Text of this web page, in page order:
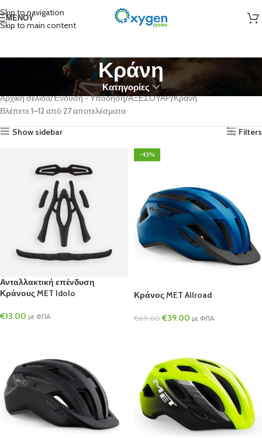
Skip to navigation
Skip to main content
ΜΕΝΟΎ
Κράνη
Κατηγορίες
Αρχική σελίδα Ένδυση - Υπόδηση ΑΞΕΣΟΥΑΡ Κράνη
Βλέπετε 1–12 από 27 αποτελέσματα
Show sidebar Filters
Ανταλλακτική επένδυση
Κράνους MET Idolo
€13.00 με ΦΠΑ
-43%
Κράνος MET Allroad
€69.00 €39.00 με ΦΠΑ